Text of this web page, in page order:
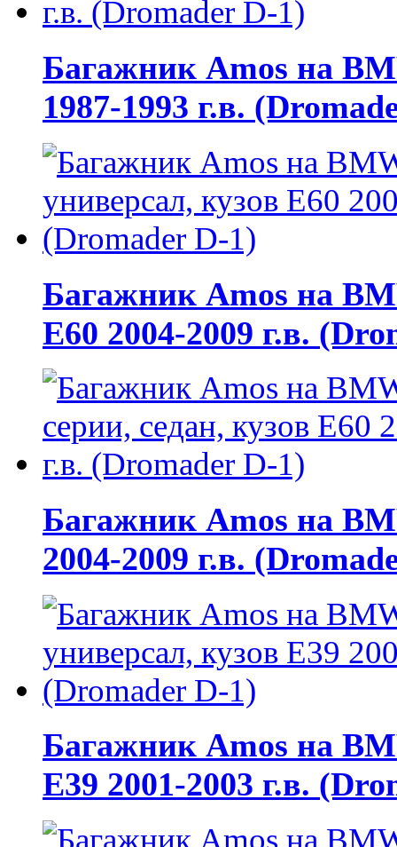
Багажник Amos на
1987-1993 г.в.
Багажник Amos на
E60 2004-2009 г.в.
Багажник Amos на
2004-2009 г.в.
Багажник Amos на
E39 2001-2003 г.в.